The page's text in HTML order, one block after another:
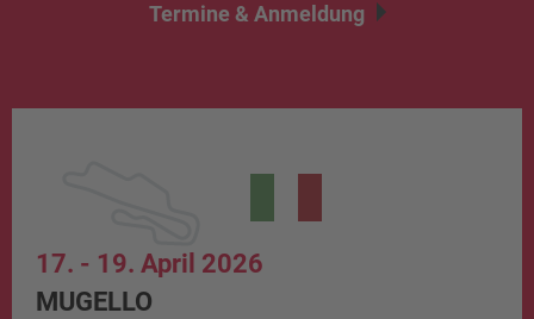
Termine & Anmeldung
17. - 19. April 2026
MUGELLO